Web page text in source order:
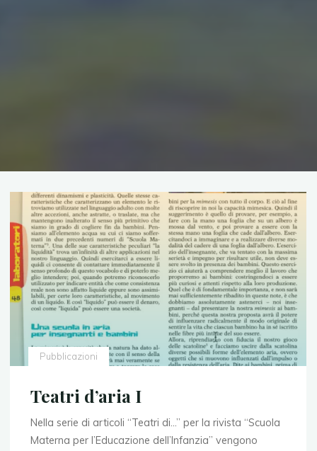
Pubblicazioni
Teatri d’aria I
Nella serie di articoli “Teatri di…” per la rivista “Scuola
Materna per l’Educazione dell’Infanzia” vengono